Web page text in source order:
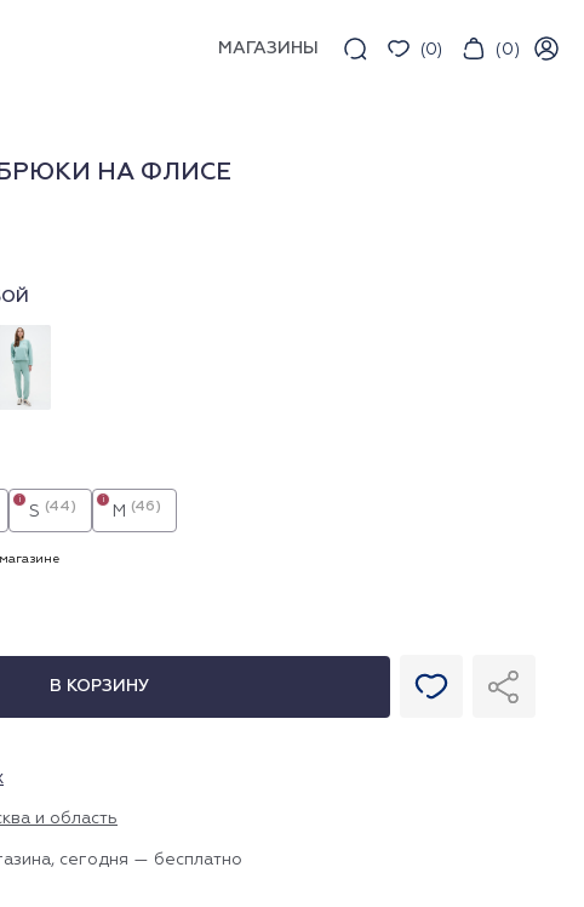
МАГАЗИНЫ (0) (0)
НА ФЛИСЕ
S (44)
i
M (46)
i
В КОРЗИНУ
и область
сегодня — бесплатно